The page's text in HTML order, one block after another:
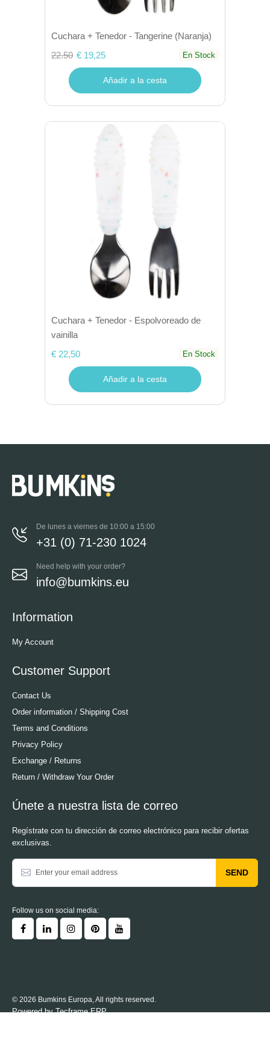
Cuchara + Tenedor - Tangerine (Naranja)
22.50 € 19,25 En Stock
Añadir a la cesta
Cuchara + Tenedor - Espolvoreado de
vainilla
€ 22,50
En Stock
Añadir a la cesta
De lunes a viernes de 10:00 a 15:00
+31 (0) 71-230 1024
Need help with your order?
info@bumkins.eu
Information
My Account
Customer Support
Contact Us
Order information / Shipping Cost
Terms and Conditions
Privacy Policy
Exchange / Returns
Return / Withdraw Your Order
Únete a nuestra lista de correo
Regístrate con tu dirección de correo electrónico para recibir ofertas
exclusivas.
SEND
Follow us on social media:
© 2026 Bumkins Europa, All rights reserved.
Powered byTecframe ERP